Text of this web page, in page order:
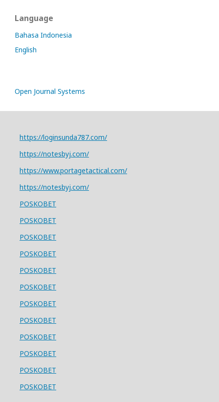
Language
Bahasa Indonesia
English
Open Journal Systems
https://loginsunda787.com/
https://notesbyj.com/
https://www.portagetactical.com/
https://notesbyj.com/
POSKOBET
POSKOBET
POSKOBET
POSKOBET
POSKOBET
POSKOBET
POSKOBET
POSKOBET
POSKOBET
POSKOBET
POSKOBET
POSKOBET